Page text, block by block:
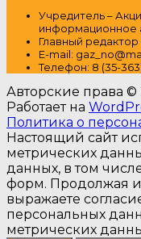
Учредитель –
информационное
Главный
E-mail:
Телефон: 8 (35-
Авторские права ©
Работает на
Политика о
Настоящий сайт
метрических
данных, в том
форм. Продолжая
выражаете
персональных
метрических